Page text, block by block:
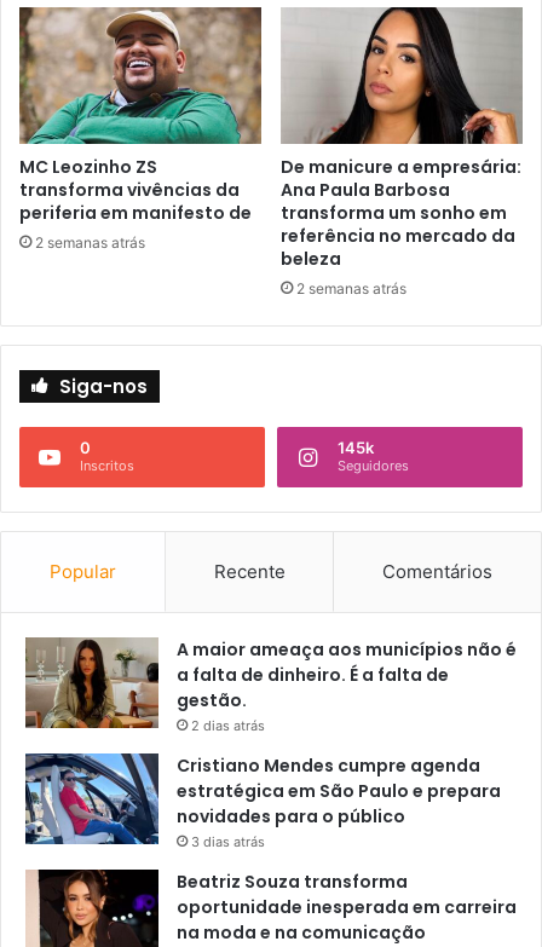
MC Leozinho ZS
transforma vivências da
periferia em manifesto de
2 semanas atrás
De manicure a empresária:
Ana Paula Barbosa
transforma um sonho em
referência no mercado da
beleza
2 semanas atrás
Siga-nos
0
Inscritos
145k
Seguidores
Popular Recente Comentários
A maior ameaça aos municípios não é
a falta de dinheiro. É a falta de
gestão.
2 dias atrás
Cristiano Mendes cumpre agenda
estratégica em São Paulo e prepara
novidades para o público
3 dias atrás
Beatriz Souza transforma
oportunidade inesperada em carreira
na moda e na comunicação